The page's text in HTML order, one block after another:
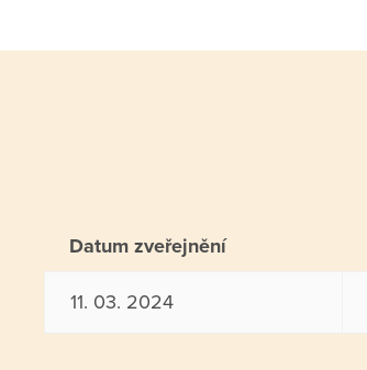
Datum zveřejnění
11. 03. 2024